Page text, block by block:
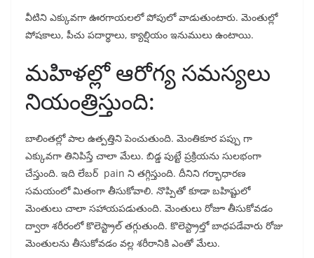
వీటిని ఎక్కువగా ఊరగాయలలో పోపులో వాడుతుంటారు. మెంతుల్లో
పోషకాలు, పీచు పదార్థాలు, క్యాల్షియం ఇనుములు ఉంటాయి.
మహిళల్లో ఆరోగ్య సమస్యలు
నియంత్రిస్తుంది:
బాలింతల్లో పాల ఉత్పత్తిని పెంచుతుంది. మెంతికూర పప్పు గా
ఎక్కువగా తినిపిస్తే చాలా మేలు. బిడ్డ పుట్టే ప్రక్రియను సులభంగా
చేస్తుంది. ఇది లేబర్ pain ని తగ్గిస్తుంది. దీనిని గర్భాధారణ
సమయంలో మితంగా తీసుకోవాలి. నొప్పితో కూడా బహిష్టులో
మెంతులు చాలా సహాయపడుతుంది. మెంతులు రోజూ తీసుకోవడం
ద్వారా శరీరంలో కొలెస్ట్రాల్ తగ్గుతుంది. కొలెస్ట్రాల్తో బాధపడేవారు రోజు
మెంతులను తీసుకోవడం వల్ల శరీరానికి ఎంతో మేలు.